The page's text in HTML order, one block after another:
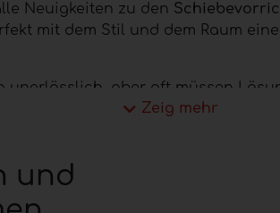
Neuigkeiten zu den
mit dem Stil und dem Raum
aber oft müssen
sind eine häufig
Raum maximal aus und werden
mit optimiertem Platzangebot.
Zeig mehr
und